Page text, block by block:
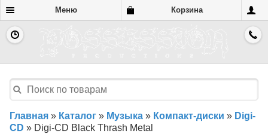
Меню Корзина
Главная » Каталог » Музыка » Компакт-диски » Digi-
CD » Digi-CD Black Thrash Metal